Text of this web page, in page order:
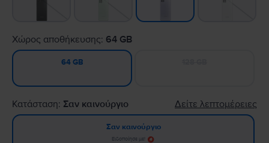
Χώρος αποθήκευσης: 64 GB
64 GB
Κατάσταση: Σαν καινούργιο Δείτε λεπτομέρειες
Σαν καινούργιο
Ειδοποίησε με!